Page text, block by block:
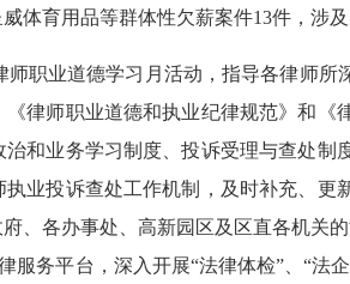
体育用品等群体性欠薪案件13件，涉
师职业道德学习月活动，指导各律师
律师职业道德和执业纪律规范》和《
和业务学习制度、投诉受理与查处
业投诉查处工作机制，及时补充、更
、各办事处、高新园区及区直各机关
服务平台，深入开展“法律体检”、“